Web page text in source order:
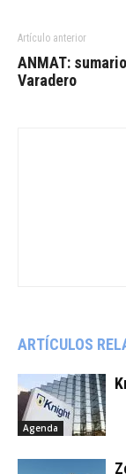
Artículo anterior
ANMAT:
Varadero
ARTÍCULOS
Agenda